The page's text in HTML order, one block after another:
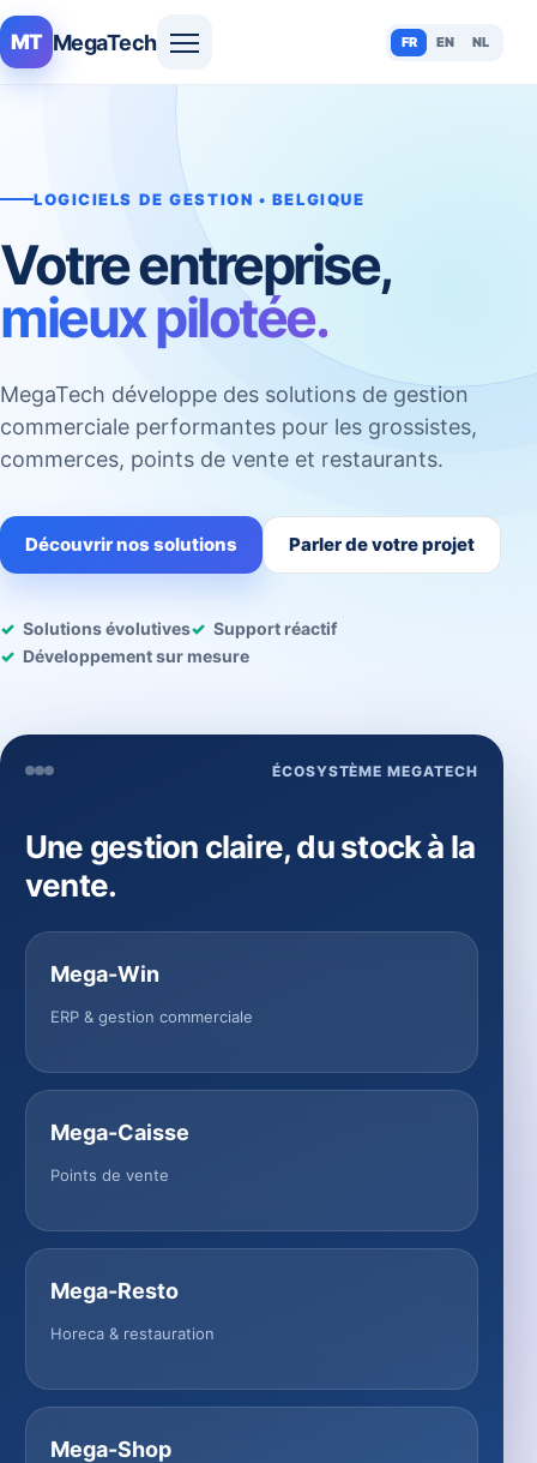
MT MegaTech FR EN NL
LOGICIELS DE GESTION • BELGIQUE
Votre entreprise,
mieux pilotée.
MegaTech développe des solutions de gestion
commerciale performantes pour les grossistes,
commerces, points de vente et restaurants.
Découvrir nos solutions Parler de votre projet
Solutions évolutives
Support réactif
Développement sur mesure
ÉCOSYSTÈME MEGATECH
Une gestion claire, du stock à la
vente.
Mega-Win
ERP & gestion commerciale
Mega-Caisse
Points de vente
Mega-Resto
Horeca & restauration
Mega-Shop